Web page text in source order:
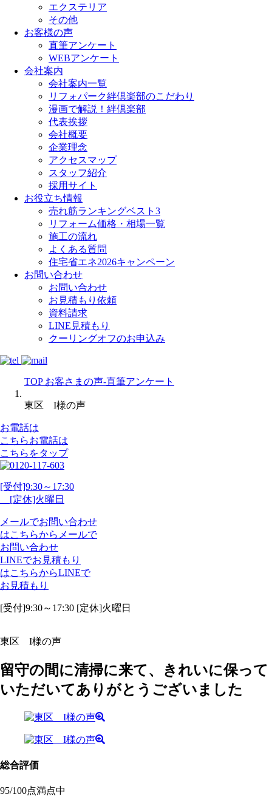
エクステリア
その他
お客様の声
直筆アンケート
WEBアンケート
会社案内
会社案内一覧
リフォパーク絆倶楽部のこだわり
漫画で解説！絆倶楽部
代表挨拶
会社概要
企業理念
アクセスマップ
スタッフ紹介
採用サイト
お役立ち情報
売れ筋ランキングベスト3
リフォーム価格・相場一覧
施工の流れ
よくある質問
住宅省エネ2026キャンペーン
お問い合わせ
お問い合わせ
お見積もり依頼
資料請求
LINE見積もり
クーリングオフのお申込み
TOP お客さまの声-直筆アンケート
東区 I様の声
お電話は
こちらお電話は
こちらをタップ
[受付]9:30～17:30
[定休]火曜日
メールでお問い合わせ
はこちらから メールで
お問い合わせ
LINEでお見積もり
はこちらからLINEで
お見積もり
[受付]9:30～17:30 [定休]火曜日
東区 I様の声
留守の間に清掃に来て、きれいに保って
いただいてありがとうございました
総合評価
95/100点満点中